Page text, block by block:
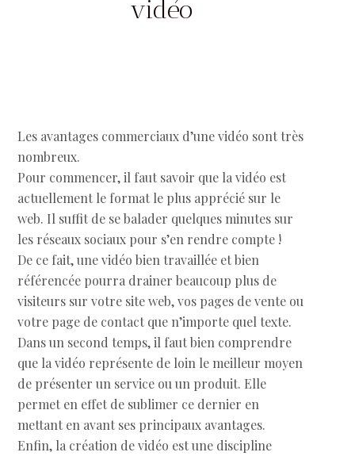
vidéo
Les avantages commerciaux d’une vidéo sont très
nombreux.
Pour commencer, il faut savoir que la vidéo est
actuellement le format le plus apprécié sur le
web. Il suffit de se balader quelques minutes sur
les réseaux sociaux pour s’en rendre compte !
De ce fait, une vidéo bien travaillée et bien
référencée pourra drainer beaucoup plus de
visiteurs sur votre site web, vos pages de vente ou
votre page de contact que n’importe quel texte.
Dans un second temps, il faut bien comprendre
que la vidéo représente de loin le meilleur moyen
de présenter un service ou un produit. Elle
permet en effet de sublimer ce dernier en
mettant en avant ses principaux avantages.
Enfin, la création de vidéo est une discipline